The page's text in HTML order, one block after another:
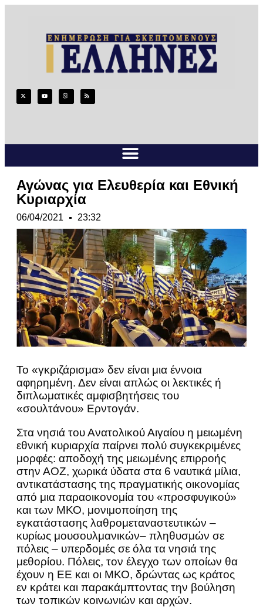
Αγώνας για Ελευθερία και Εθνική
Κυριαρχία
06/04/2021 23:32
Το «γκριζάρισμα» δεν είναι μια έννοια
αφηρημένη. Δεν είναι απλώς οι λεκτικές ή
διπλωματικές αμφισβητήσεις του
«σουλτάνου» Ερντογάν.
Στα νησιά του Ανατολικού Αιγαίου η μειωμένη
εθνική κυριαρχία παίρνει πολύ συγκεκριμένες
μορφές: αποδοχή της μειωμένης επιρροής
στην ΑΟΖ, χωρικά ύδατα στα 6 ναυτικά μίλια,
αντικατάστασης της πραγματικής οικονομίας
από μια παραοικονομία του «προσφυγικού»
και των ΜΚΟ, μονιμοποίηση της
εγκατάστασης λαθρομεταναστευτικών –
κυρίως μουσουλμανικών– πληθυσμών σε
πόλεις – υπερδομές σε όλα τα νησιά της
μεθορίου. Πόλεις, τον έλεγχο των οποίων θα
έχουν η ΕΕ και οι ΜΚΟ, δρώντας ως κράτος
εν κράτει και παρακάμπτοντας την βούληση
των τοπικών κοινωνιών και αρχών.